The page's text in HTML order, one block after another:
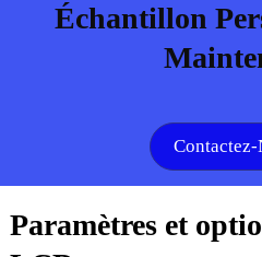
Échantillon
Contactez-
Paramètres et